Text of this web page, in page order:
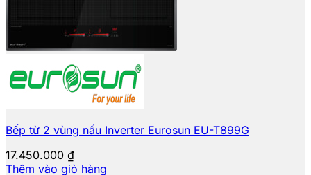
Bếp từ 2 vùng nấu Inverter Eurosun EU-T899G
17.450.000 ₫
Thêm vào giỏ hàng